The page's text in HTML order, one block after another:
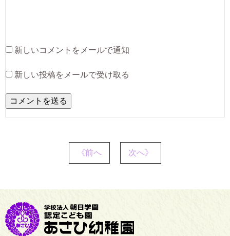
新しいコメントをメールで通知
新しい投稿をメールで受け取る
《前へ 次へ》